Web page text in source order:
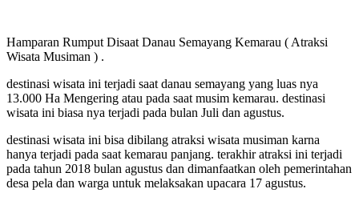
Hamparan Rumput Disaat Danau Semayang Kemarau ( Atraksi
Wisata Musiman ) .
destinasi wisata ini terjadi saat danau semayang yang luas nya
13.000 Ha Mengering atau pada saat musim kemarau. destinasi
wisata ini biasa nya terjadi pada bulan Juli dan agustus.
destinasi wisata ini bisa dibilang atraksi wisata musiman karna
hanya terjadi pada saat kemarau panjang. terakhir atraksi ini terjadi
pada tahun 2018 bulan agustus dan dimanfaatkan oleh pemerintahan
desa pela dan warga untuk melaksakan upacara 17 agustus.